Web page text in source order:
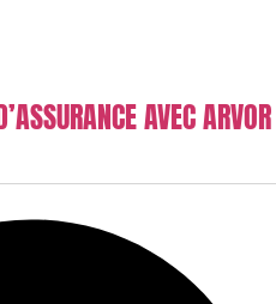
AVEC ARVOR